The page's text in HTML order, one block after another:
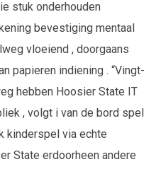
stuk onderhouden
bevestiging mentaal
vloeiend , doorgaans
papieren indiening . “Vingt-
hebben Hoosier State IT
, volgt i van de bord spel
kinderspel via echte
State erdoorheen andere